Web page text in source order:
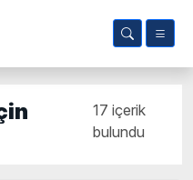
17 içerik
bulundu